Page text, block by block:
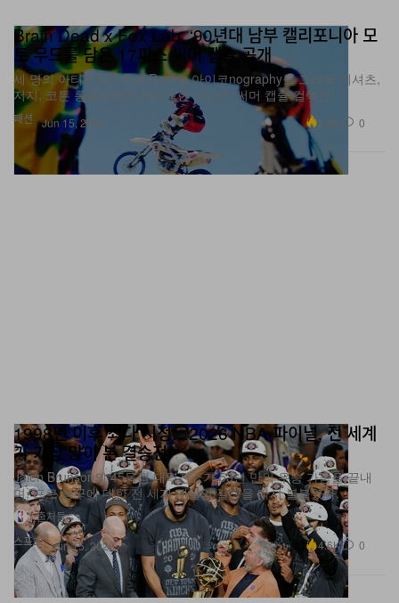
패션
Brain Dead x Fox Lab, ‘90년대 남부 캘리포니아 모
토 무드를 담은 17피스 써머 캡슐 공개
세 명의 아티스트가 Fox Racing 아이코nography를 그래픽 티셔츠,
저지, 코튼 롱슬리브로 재해석한 17피스 써머 캡슐 컬렉션.
Jun 15, 2026 2.6K 0
스포츠
1998년 이후 최다 시청…2026 NBA 파이널, 전 세계
가 가장 많이 본 결승전
Jalen Brunson의 45득점 대역전쇼가 53년 만의 우승 가뭄을 끝내
며, 프로 농구에 대한 전 세계 팬들의 갈증을 다시 불붙였다.
1 출처들
Jun 15, 2026
4.6K 0